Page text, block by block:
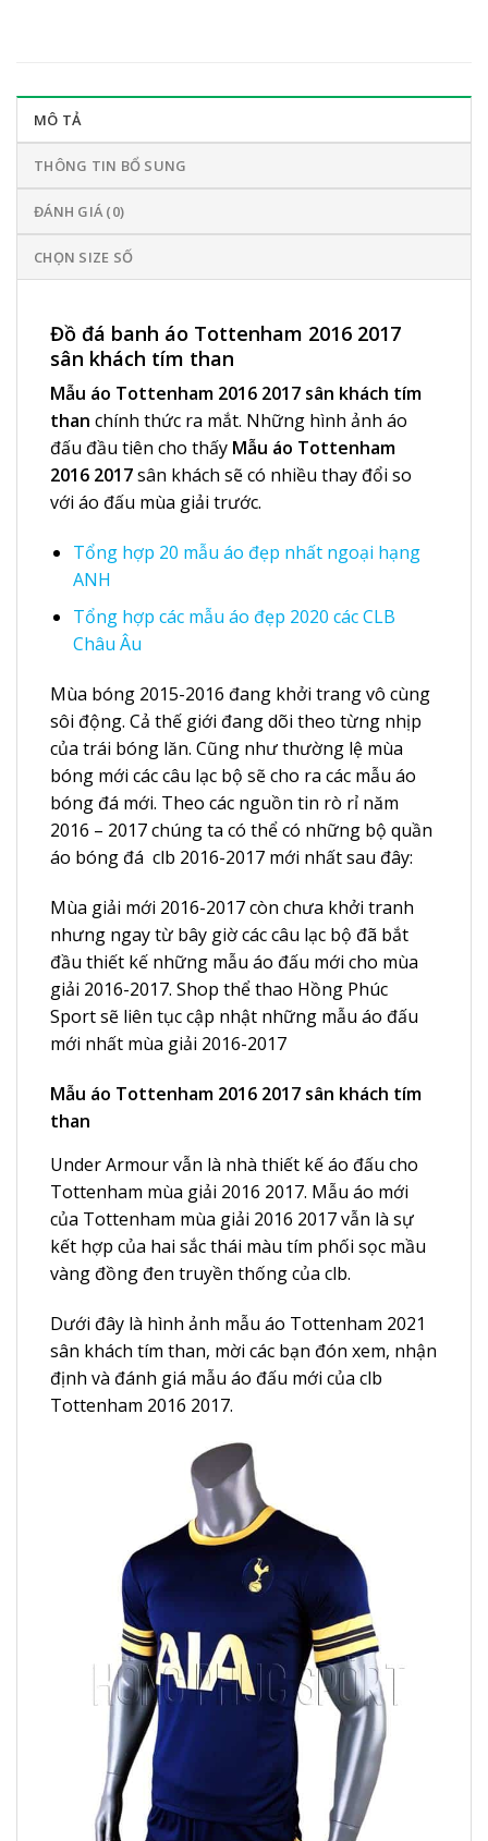
MÔ TẢ
THÔNG TIN BỔ SUNG
ĐÁNH GIÁ (0)
CHỌN SIZE SỐ
Đồ đá banh áo Tottenham 2016 2017
sân khách tím than
Mẫu áo Tottenham 2016 2017 sân khách tím
than chính thức ra mắt. Những hình ảnh áo
đấu đầu tiên cho thấy Mẫu áo Tottenham
2016 2017sân khách sẽ có nhiều thay đổi so
với áo đấu mùa giải trước.
Tổng hợp 20 mẫu áo đẹp nhất ngoại hạng
ANH
Tổng hợp các mẫu áo đẹp 2020 các CLB
Châu Âu
Mùa bóng 2015-2016 đang khởi trang vô cùng
sôi động. Cả thế giới đang dõi theo từng nhịp
của trái bóng lăn. Cũng như thường lệ mùa
bóng mới các câu lạc bộ sẽ cho ra các mẫu áo
bóng đá mới. Theo các nguồn tin rò rỉ năm
2016 – 2017 chúng ta có thể có những bộ quần
áo bóng đá clb 2016-2017 mới nhất sau đây:
Mùa giải mới 2016-2017 còn chưa khởi tranh
nhưng ngay từ bây giờ các câu lạc bộ đã bắt
đầu thiết kế những mẫu áo đấu mới cho mùa
giải 2016-2017. Shop thể thao Hồng Phúc
Sport sẽ liên tục cập nhật những mẫu áo đấu
mới nhất mùa giải 2016-2017
Mẫu áo Tottenham 2016 2017 sân khách tím
than
Under Armour vẫn là nhà thiết kế áo đấu cho
Tottenham mùa giải 2016 2017. Mẫu áo mới
của Tottenham mùa giải 2016 2017 vẫn là sự
kết hợp của hai sắc thái màu tím phối sọc mầu
vàng đồng đen truyền thống của clb.
Dưới đây là hình ảnh mẫu áo Tottenham 2021
sân khách tím than, mời các bạn đón xem, nhận
định và đánh giá mẫu áo đấu mới của clb
Tottenham 2016 2017.